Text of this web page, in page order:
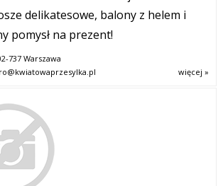
delikatesowe, balony z helem i
pomysł na prezent!
737 Warszawa
więcej »